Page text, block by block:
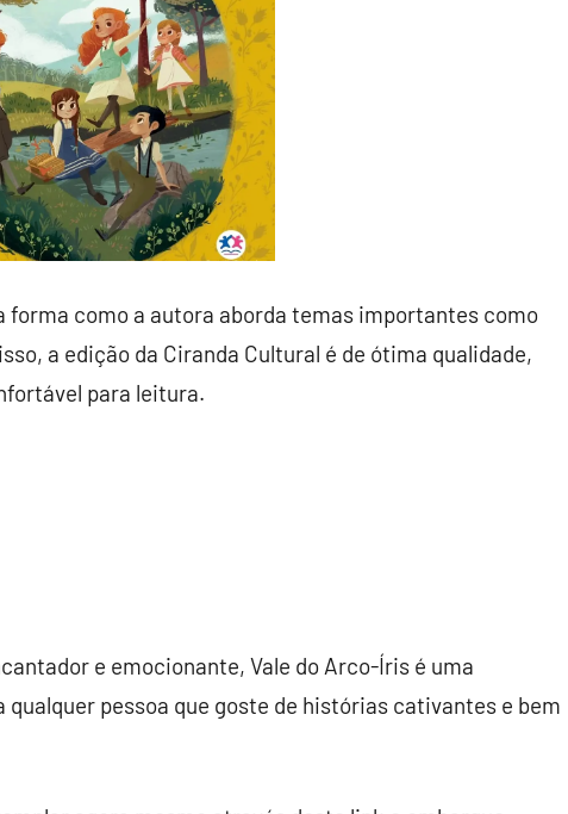
forma como a autora aborda temas importantes como
a edição da Ciranda Cultural é de ótima qualidade,
para leitura.
e emocionante, Vale do Arco-Íris é uma
pessoa que goste de histórias cativantes e bem